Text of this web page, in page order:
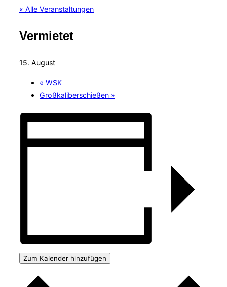
umschalten
« Alle Veranstaltungen
Vermietet
15. August
« WSK
Großkaliberschießen »
Zum Kalender hinzufügen